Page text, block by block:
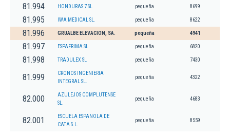
81.994 HONDURAS 7 SL pequeña 8699
81.995 IWA MEDICAL SL. pequeña 8622
81.996 GRUALBE ELEVACION, SA. pequeña 4941
81.997 ESPAFRIMA SL pequeña 6820
81.998 TRADULEX SL pequeña 7430
81.999
CRONOS INGENIERIA
INTEGRAL SL.
pequeña 4322
82.000
AZULEJOS COMPLUTENSE
SL.
pequeña 4683
82.001
ESCUELA ESPANOLA DE
CATA S.L.
pequeña 8559